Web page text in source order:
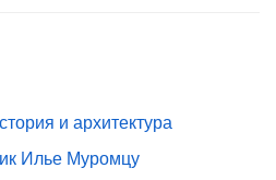
и архитектура
Илье Муромцу